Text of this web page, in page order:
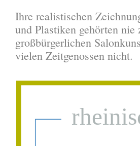
Ihre realistischen
und Plastiken gehörten
großbürgerlichen
vielen Zeitgenossen nicht.